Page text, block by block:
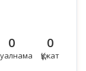
0 0
Құжат